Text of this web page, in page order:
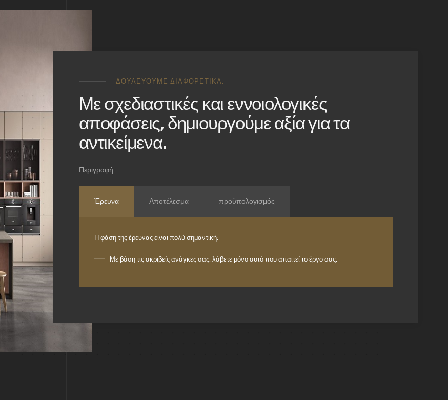
ΔΟΥΛΕΎΟΥΜΕ ΔΙΑΦΟΡΕΤΙΚΆ.
Με σχεδιαστικές και εννοιολογικές
αποφάσεις, δημιουργούμε αξία για τα
αντικείμενα.
Περιγραφή
Έρευνα Αποτέλεσμα προϋπολογισμός
Η φάση της έρευνας είναι πολύ σημαντική:
Με βάση τις ακριβείς ανάγκες σας, λάβετε μόνο αυτό που απαιτεί το έργο σας.